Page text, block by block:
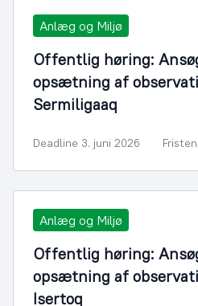
Anlæg og Miljø
Offentlig høring:
opsætning af
Sermiligaaq
Deadline 3. juni 2026
Anlæg og Miljø
Offentlig høring:
opsætning af
Isertoq